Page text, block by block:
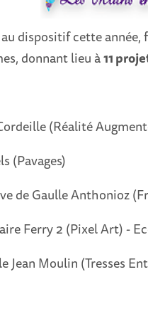
dispositif cette
donnant lieu à11
(Réalité
(Pavages)
de Gaulle Anthonioz
Ferry 2 (Pixel Art) -
Jean Moulin (Tresses